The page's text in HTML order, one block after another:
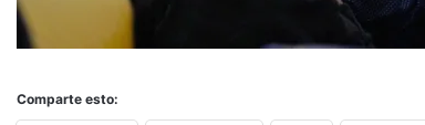
Comparte esto: